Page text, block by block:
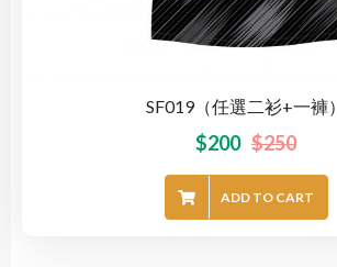
SF019（任選二衫+一褲）
$250
$200
ADD TO CART